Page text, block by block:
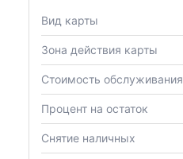
Вид карты
Зона действия карты
Стоимость обслуживания
Процент на остаток
Снятие наличных